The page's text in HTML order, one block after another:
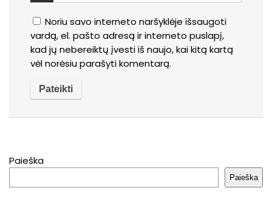
Noriu savo interneto naršyklėje išsaugoti
vardą, el. pašto adresą ir interneto puslapį,
kad jų nebereiktų įvesti iš naujo, kai kitą kartą
vėl norėsiu parašyti komentarą.
Paieška
Paieška